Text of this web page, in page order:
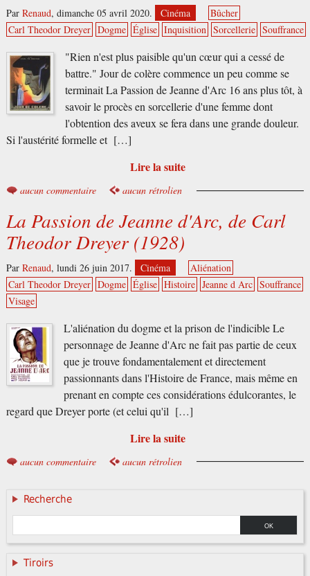
Par Renaud, dimanche 05 avril 2020. Cinéma
Bûcher
Carl Theodor Dreyer Dogme Église Inquisition Sorcellerie Souffrance
"Rien n'est plus paisible qu'un cœur qui a cessé de
battre." Jour de colère commence un peu comme se
terminait La Passion de Jeanne d'Arc 16 ans plus tôt, à
savoir le procès en sorcellerie d'une femme dont
l'obtention des aveux se fera dans une grande douleur.
Si l'austérité formelle et […]
Lire la suite
aucun commentaire aucun rétrolien
La Passion de Jeanne d'Arc, de Carl
Theodor Dreyer (1928)
Par Renaud, lundi 26 juin 2017. Cinéma
Aliénation
Carl Theodor Dreyer Dogme Église Histoire Jeanne d Arc Souffrance
Visage
L'aliénation du dogme et la prison de l'indicible Le
personnage de Jeanne d'Arc ne fait pas partie de ceux
que je trouve fondamentalement et directement
passionnants dans l'Histoire de France, mais même en
prenant en compte ces considérations édulcorantes, le
regard que Dreyer porte (et celui qu'il […]
Lire la suite
aucun commentaire aucun rétrolien
Recherche
Tiroirs